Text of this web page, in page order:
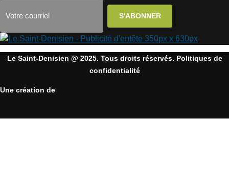
Le Saint-Denisien @ 2025. Tous droits réservés. Politiques de
confidentialité
Une création de